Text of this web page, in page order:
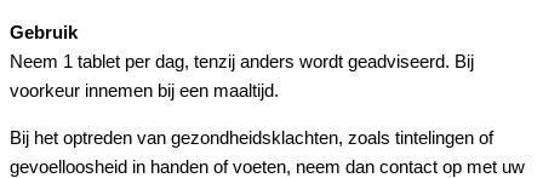
Gebruik
Neem 1 tablet per dag, tenzij anders wordt geadviseerd. Bij
voorkeur innemen bij een maaltijd.
Bij het optreden van gezondheidsklachten, zoals tintelingen of
gevoelloosheid in handen of voeten, neem dan contact op met uw